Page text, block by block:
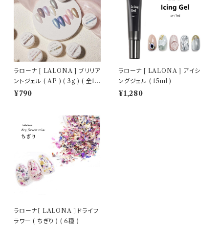
ラローナ [ LALONA ] ブリリア
ントジェル ( AP ) ( 3g ) ( 全10
色 )
¥790
ラローナ [ LALONA ] アイシ
ングジェル ( 15ml )
¥1,280
ラローナ［ LALONA ］ドライフ
ラワー ( ちぎり ) ( 6種 )